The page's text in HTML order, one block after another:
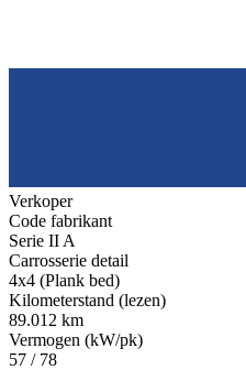
Verkoper
Code fabrikant
Serie II A
Carrosserie detail
4x4 (Plank bed)
Kilometerstand (lezen)
89.012 km
Vermogen (kW/pk)
57 / 78